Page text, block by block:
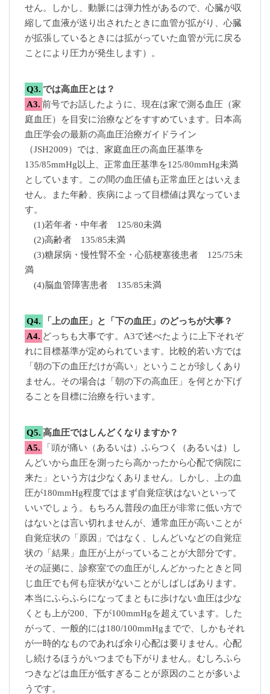
せん。しかし、動脈には弾力性があるので、心臓が収
縮して血液が送り出されたときに血管が拡がり、心臓
が拡張しているときには拡がっていた血管が元に戻る
ことにより圧力が発生します）。
Q3. では高血圧とは？
A3. 前号でお話したように、現在は家で測る血圧（家
庭血圧）を目安に治療などをすすめています。日本高
血圧学会の最新の高血圧治療ガイドライン
（JSH2009）では、家庭血圧の高血圧基準を
135/85mmHg以上、正常血圧基準を125/80mmHg未満
としています。この間の血圧値も正常血圧とはいえま
せん。また年齢、疾病によって目標値は異なっていま
す。
(1)若年者・中年者 125/80未満
(2)高齢者 135/85未満
(3)糖尿病・慢性腎不全・心筋梗塞後患者 125/75未
満
(4)脳血管障害患者 135/85未満
Q4.
「上の血圧」と「下の血圧」のどっちが大事？
A4. どっちも大事です。A3で述べたように上下それぞ
れに目標基準が定められています。比較的若い方では
「朝の下の血圧だけが高い」ということが珍しくあり
ません。その場合は「朝の下の高血圧」を何とか下げ
ることを目標に治療を行います。
Q5. 高血圧ではしんどくなりますか？
A5.
「頭が痛い（あるいは）ふらつく（あるいは）し
んどいから血圧を測ったら高かったから心配で病院に
来た」という方は少なくありません。しかし、上の血
圧が180mmHg程度ではまず自覚症状はないといって
いいでしょう。もちろん普段の血圧が非常に低い方で
はないとは言い切れませんが、通常血圧が高いことが
自覚症状の「原因」ではなく、しんどいなどの自覚症
状の「結果」血圧が上がっていることが大部分です。
その証拠に、診察室での血圧がしんどかったときと同
じ血圧でも何も症状がないことがしばしばあります。
本当にふらふらになってまともに歩けない血圧は少な
くとも上が200、下が100mmHgを超えています。した
がって、一般的には180/100mmHgまでで、しかもそれ
が一時的なものであれば余り心配は要りません。心配
し続けるほうがいつまでも下がりません。むしろふら
つきなどは血圧が低すぎることが原因のことが多いよ
うです。